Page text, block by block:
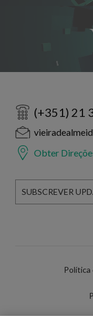
(+351) 21
Obter
SUBSCREVER
Política